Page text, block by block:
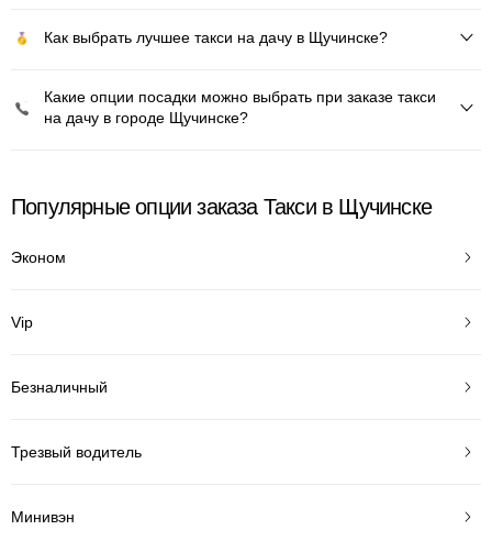
Как выбрать лучшее такси на дачу в Щучинске?
Какие опции посадки можно выбрать при заказе такси
на дачу в городе Щучинске?
Популярные опции заказа Такси в Щучинске
Эконом
Vip
Безналичный
Трезвый водитель
Минивэн